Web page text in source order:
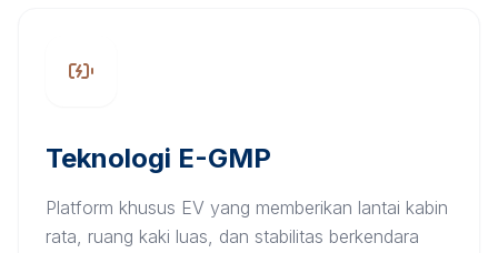
Teknologi E-GMP
Platform khusus EV yang memberikan lantai kabin
rata, ruang kaki luas, dan stabilitas berkendara